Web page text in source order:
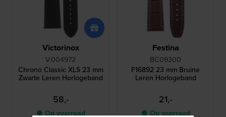
Victorinox
V.004972
Chrono Classic XLS 23 mm
Zwarte Leren Horlogeband
58,-
● Op voorraad
Festina
BC09300
F16892 23 mm Bruine
Leren Horlogeband
21,-
● Op voorraad